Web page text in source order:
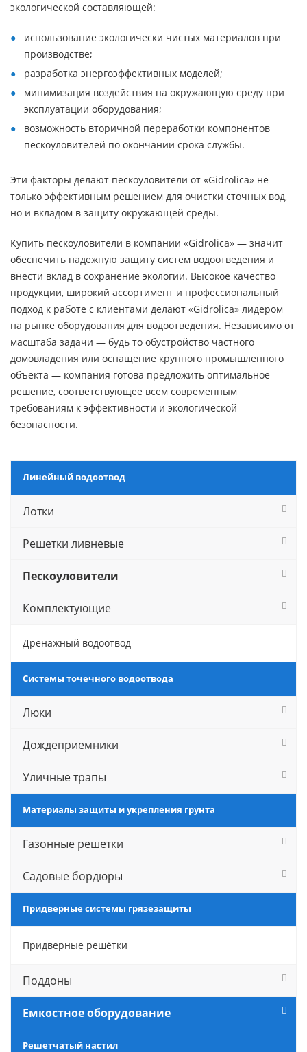
экологической составляющей:
использование экологически чистых материалов при
производстве;
разработка энергоэффективных моделей;
минимизация воздействия на окружающую среду при
эксплуатации оборудования;
возможность вторичной переработки компонентов
пескоуловителей по окончании срока службы.
Эти факторы делают пескоуловители от «Gidrolica» не
только эффективным решением для очистки сточных вод,
но и вкладом в защиту окружающей среды.
Купить пескоуловители в компании «Gidrolica» — значит
обеспечить надежную защиту систем водоотведения и
внести вклад в сохранение экологии. Высокое качество
продукции, широкий ассортимент и профессиональный
подход к работе с клиентами делают «Gidrolica» лидером
на рынке оборудования для водоотведения. Независимо от
масштаба задачи — будь то обустройство частного
домовладения или оснащение крупного промышленного
объекта — компания готова предложить оптимальное
решение, соответствующее всем современным
требованиям к эффективности и экологической
безопасности.
Линейный водоотвод
Лотки
Решетки ливневые
Пескоуловители
Комплектующие
Дренажный водоотвод
Системы точечного водоотвода
Люки
Дождеприемники
Уличные трапы
Материалы защиты и укрепления грунта
Газонные решетки
Садовые бордюры
Придверные системы грязезащиты
Придверные решётки
Поддоны
Емкостное оборудование
Решетчатый настил